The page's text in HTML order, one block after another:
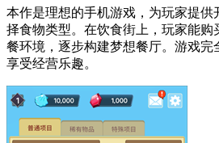
本作是理想的手机游戏，为玩家提供
择食物类型。在饮食街上，玩家能购
餐环境，逐步构建梦想餐厅。游戏完
享受经营乐趣。